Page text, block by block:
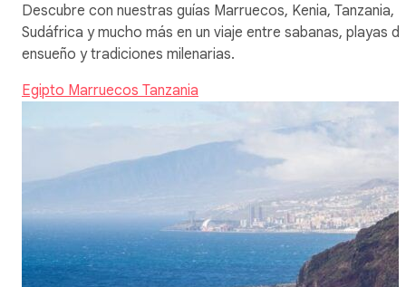
Descubre con nuestras guías Marruecos, Kenia, Tanzania,
Sudáfrica y mucho más en un viaje entre sabanas, playas
ensueño y tradiciones milenarias.
Egipto Marruecos Tanzania